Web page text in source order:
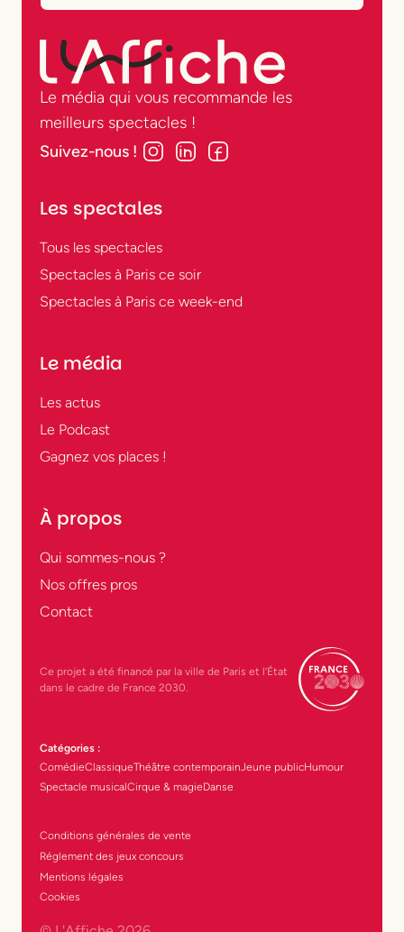
Le média qui vous recommande les
meilleurs spectacles !
Suivez-nous !
Les spectales
Tous les spectacles
Spectacles à Paris ce soir
Spectacles à Paris ce week-end
Le média
Les actus
Le Podcast
Gagnez vos places !
À propos
Qui sommes-nous ?
Nos offres pros
Contact
Ce projet a été financé par la ville de Paris et l’État
dans le cadre de France 2030.
Catégories :
ComédieClassiqueThéâtre contemporainJeune publicHumour
Spectacle musicalCirque & magieDanse
Conditions générales de vente
Réglement des jeux concours
Mentions légales
Cookies